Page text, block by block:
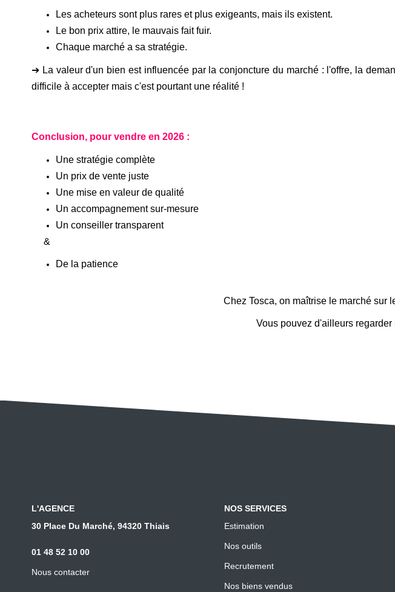
Les acheteurs sont plus rares et plus exigeants, mais ils existent.
Le bon prix attire, le mauvais fait fuir.
Chaque marché a sa stratégie.
➔ La valeur d'un bien est influencée par la conjoncture du marché : l'offre, la
difficile à accepter mais c'est pourtant une réalité !
Conclusion, pour vendre en 2026 :
Une stratégie complète
Un prix de vente juste
Une mise en valeur de qualité
Un accompagnement sur-mesure
Un conseiller transparent
&
De la patience
Chez Tosca, on maîtrise le marché sur
Vous pouvez d'ailleurs regarder
L'AGENCE
30 Place Du Marché, 94320 Thiais
01 48 52 10 00
Nous contacter
NOS SERVICES
Estimation
Nos outils
Recrutement
Nos biens vendus